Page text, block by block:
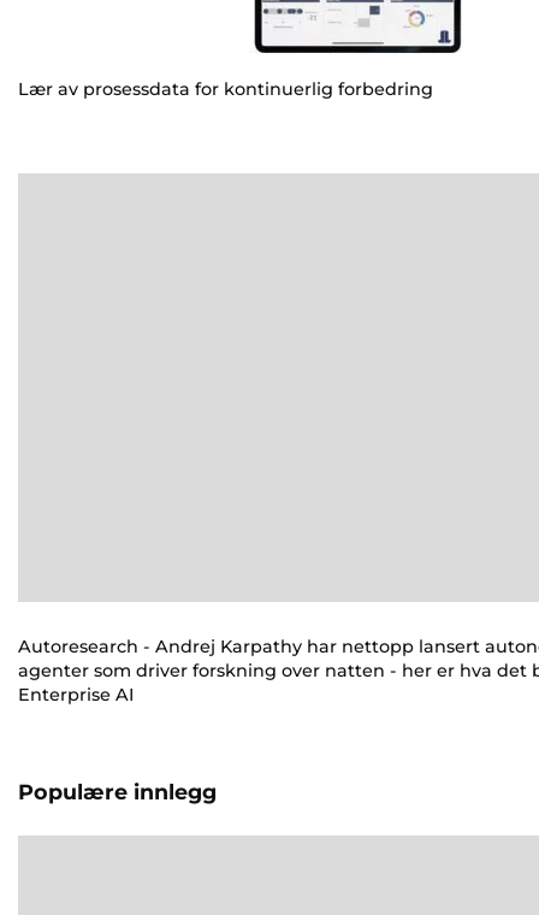
Lær av prosessdata for kontinuerlig forbedring
Autoresearch - Andrej Karpathy har nettopp lansert
agenter som driver forskning over natten - her er hva det
Enterprise AI
Populære innlegg